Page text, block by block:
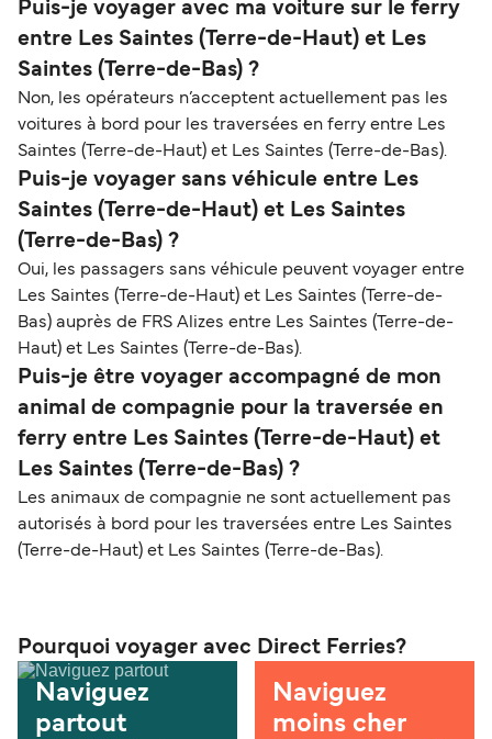
Puis-je voyager avec ma voiture sur le ferry
entre Les Saintes (Terre-de-Haut) et Les
Saintes (Terre-de-Bas) ?
Non, les opérateurs n’acceptent actuellement pas les
voitures à bord pour les traversées en ferry entre Les
Saintes (Terre-de-Haut) et Les Saintes (Terre-de-Bas).
Puis-je voyager sans véhicule entre Les
Saintes (Terre-de-Haut) et Les Saintes
(Terre-de-Bas) ?
Oui, les passagers sans véhicule peuvent voyager entre
Les Saintes (Terre-de-Haut) et Les Saintes (Terre-de-
Bas) auprès de FRS Alizes entre Les Saintes (Terre-de-
Haut) et Les Saintes (Terre-de-Bas).
Puis-je être voyager accompagné de mon
animal de compagnie pour la traversée en
ferry entre Les Saintes (Terre-de-Haut) et
Les Saintes (Terre-de-Bas) ?
Les animaux de compagnie ne sont actuellement pas
autorisés à bord pour les traversées entre Les Saintes
(Terre-de-Haut) et Les Saintes (Terre-de-Bas).
Pourquoi voyager avec Direct Ferries?
Naviguez
partout
Naviguez
moins cher